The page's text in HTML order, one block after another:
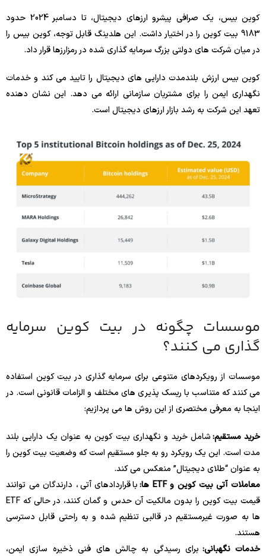
کوین بیس، یک صرافی پیشرو ارزهای دیجیتال، تا دسامبر 2024 حدود
9183 بیت کوین را در اختیار داشت. این هلدینگ قابل توجه، کوین بیس را
در میان شرکت های دولتی بزرگ سرمایه گذاری شده در رمزارزها قرار داد.
کوین بیس ارزش بلندمدت دارایی های دیجیتال را تایید می کند و خدمات
نگهداری ایمن را برای مشتریان سازمانی ارائه می دهد. این نشان دهنده
تعهد این شرکت به رشد بازار ارزهای دیجیتال است.
موسسات چگونه در بیت کوین سرمایه
گذاری می کنند؟
موسسات از رویکردهای متنوعی برای سرمایه گذاری در بیت کوین استفاده
می کنند که متناسب با ریسک پذیری های مختلف و الزامات قانونی است. در
اینجا به معرفی مختصری از این روش ها می پردازیم:
خرید مستقیم:شامل خرید و نگهداری بیت کوین به عنوان یک دارایی بلند
مدت است. این یک رویکرد رو به جلو مستقیم است که وضعیت بیت کوین را
به عنوان “طلای دیجیتال” منعکس می کند.
معاملات آتی بیت کوین و ETF ها:
با قراردادهای آتی ، دارندگان می توانند
قیمت بیت کوین را بدون مالکیت آن حدس و گمان کنند، در حالی که ETF
ها به صورت غیرمستقیم در قالبی تنظیم شده و به راحتی قابل دسترسی
هستند.
خدمات نگهبانی: برای رسیدگی به چالش های فنی ذخیره سازی ایمن،